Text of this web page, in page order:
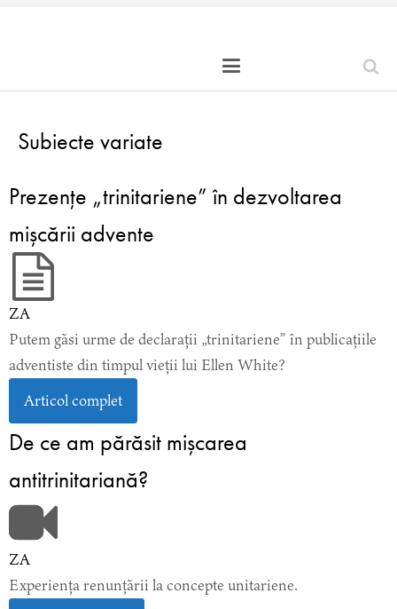
Subiecte variate
Prezențe „trinitariene” în dezvoltarea
mișcării advente
ZA
Putem găsi urme de declarații „trinitariene” în publicațiile
adventiste din timpul vieții lui Ellen White?
Articol complet
De ce am părăsit mișcarea
antitrinitariană?
ZA
Experiența renunțării la concepte unitariene.